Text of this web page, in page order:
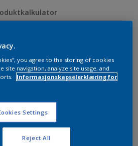
en forhandler
you agree to the storing of cookies
site navigation, analyze site usage, and
Informasjonskapselerklæring for
Settings
Reject All